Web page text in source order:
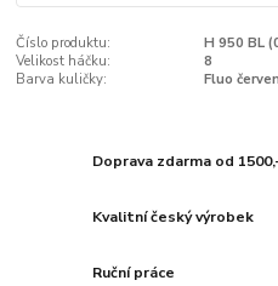
Číslo produktu:
H 950 BL
Velikost háčku:
8
Barva kuličky:
Fluo
Doprava zdarma od
Kvalitní český výrobek
Ruční práce